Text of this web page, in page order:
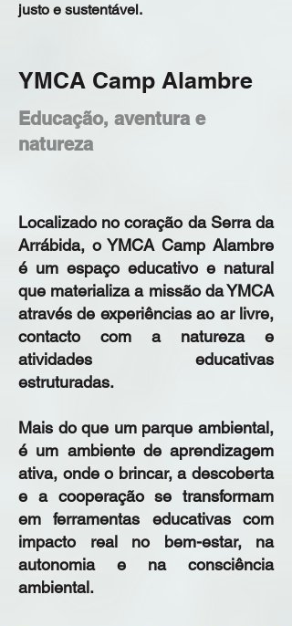
justo e sustentável.
YMCA Camp Alambre
Educação, aventura e
natureza
Localizado no coração da Serra da
Arrábida, o YMCA Camp Alambre
é um espaço educativo e natural
que materializa a missão da YMCA
através de experiências ao ar livre,
contacto com a natureza e
atividades educativas
estruturadas.
Mais do que um parque ambiental,
é um ambiente de aprendizagem
ativa, onde o brincar, a descoberta
e a cooperação se transformam
em ferramentas educativas com
impacto real no bem-estar, na
autonomia e na consciência
ambiental.